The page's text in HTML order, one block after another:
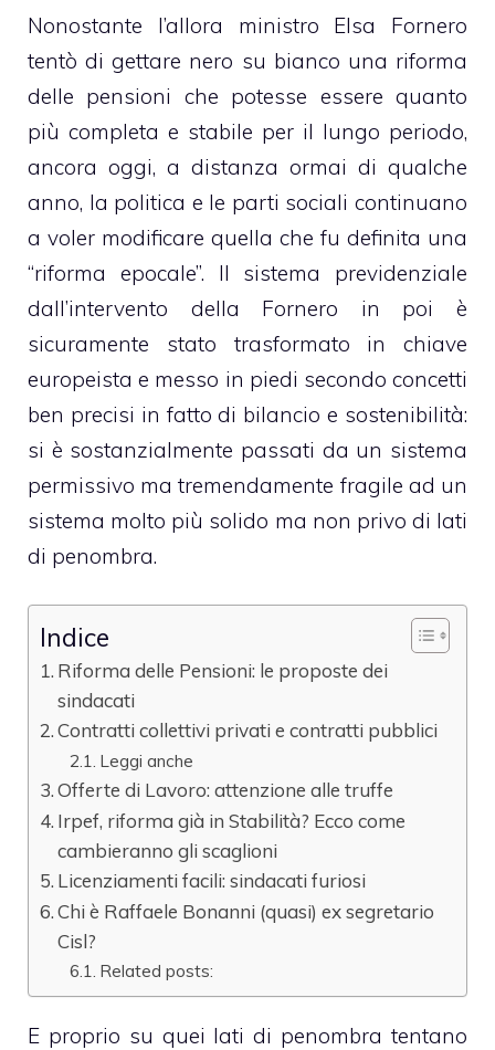
Nonostante l’allora ministro Elsa Fornero
tentò di gettare nero su bianco una riforma
delle pensioni che potesse essere quanto
più completa e stabile per il lungo periodo,
ancora oggi, a distanza ormai di qualche
anno, la politica e le parti sociali continuano
a voler modificare quella che fu definita una
“riforma epocale”. Il sistema previdenziale
dall’intervento della Fornero in poi è
sicuramente stato trasformato in chiave
europeista e messo in piedi secondo concetti
ben precisi in fatto di bilancio e sostenibilità:
si è sostanzialmente passati da un sistema
permissivo ma tremendamente fragile ad un
sistema molto più solido ma non privo di lati
di penombra.
Indice
Riforma delle Pensioni: le proposte dei
sindacati
Contratti collettivi privati e contratti pubblici
Leggi anche
Offerte di Lavoro: attenzione alle truffe
Irpef, riforma già in Stabilità? Ecco come
cambieranno gli scaglioni
Licenziamenti facili: sindacati furiosi
Chi è Raffaele Bonanni (quasi) ex segretario
Cisl?
Related posts:
E proprio su quei lati di penombra tentano